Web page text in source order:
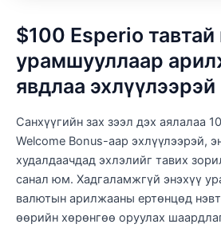
$100 Esperio
урамшууллаар
явдлаа эхлүүлээрэй
Санхүүгийн зах зээл дэх аялалаа
Welcome Bonus-аар эхлүүлээрэй,
худалдаачдад эхлэлийг тавих
санал юм. Хадгаламжгүй энэхүү
валютын арилжааны ертөнцөд
өөрийн хөрөнгөө оруулах